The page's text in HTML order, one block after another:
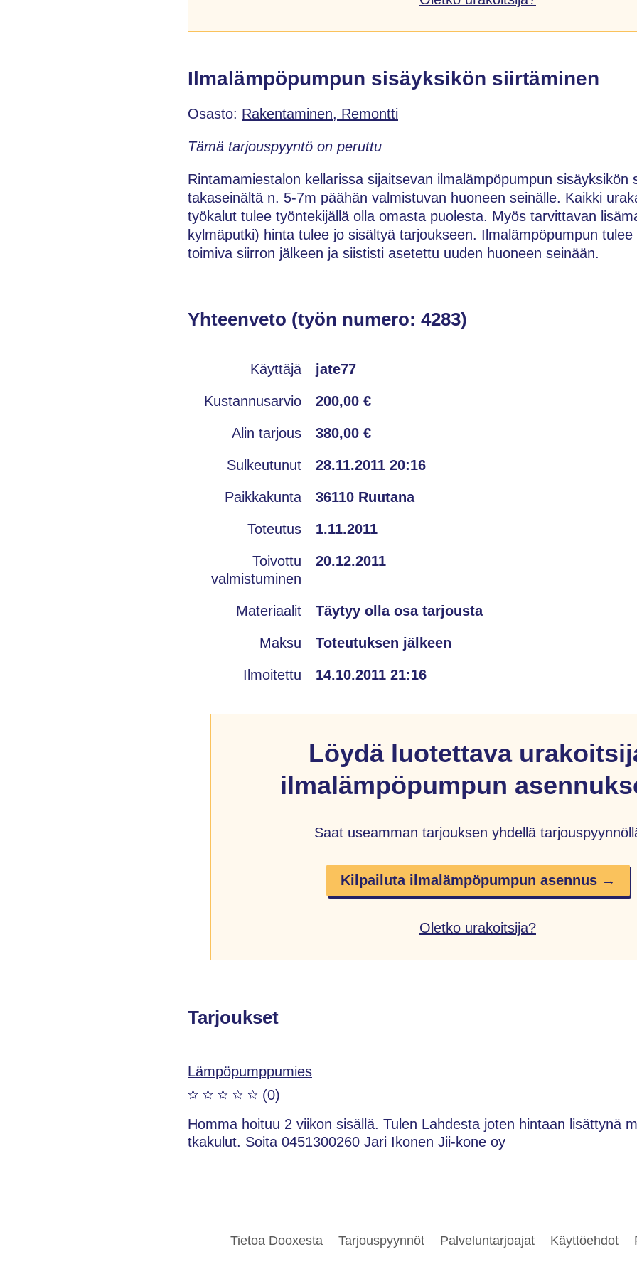
Ilmalämpöpumpun sisäyksikön siirtäminen
Osasto: Rakentaminen, Remontti
Tämä tarjouspyyntö on peruttu
Rintamamiestalon kellarissa sijaitsevan ilmalämpöpumpun sisäyksikön
takaseinältä n. 5-7m päähän valmistuvan huoneen seinälle. Kaikki
työkalut tulee työntekijällä olla omasta puolesta. Myös tarvittavan
kylmäputki) hinta tulee jo sisältyä tarjoukseen. Ilmalämpöpumpun tulee
toimiva siirron jälkeen ja siististi asetettu uuden huoneen seinään.
Yhteenveto (työn numero: 4283)
Käyttäjä jate77
Kustannusarvio 200,00 €
Alin tarjous 380,00 €
Sulkeutunut 28.11.2011 20:16
Paikkakunta 36110 Ruutana
Toteutus 1.11.2011
Toivottu
valmistuminen
20.12.2011
Materiaalit Täytyy olla osa tarjousta
Maksu Toteutuksen jälkeen
Ilmoitettu 14.10.2011 21:16
Löydä luotettava
ilmalämpöpumpun
Saat useamman tarjouksen yhdellä
Kilpailuta ilmalämpöpumpun asennus →
Oletko urakoitsija?
Tarjoukset
Lämpöpumppumies
(0)
Homma hoituu 2 viikon sisällä. Tulen Lahdesta joten hintaan lisättynä
tkakulut. Soita 0451300260 Jari Ikonen Jii-kone oy
Tietoa Dooxesta Tarjouspyynnöt Palveluntarjoajat Käyttöehdot